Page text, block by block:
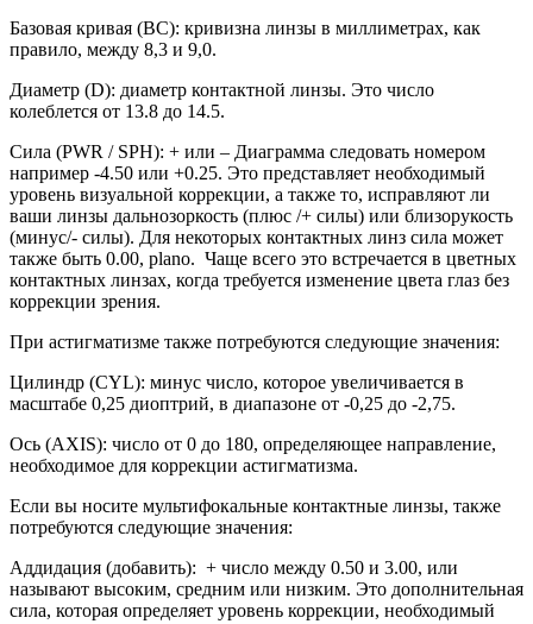
Базовая кривая (BC): кривизна линзы в миллиметрах, как
правило, между 8,3 и 9,0.
Диаметр (D): диаметр контактной линзы. Это число
колеблется от 13.8 до 14.5.
Сила (PWR / SPH): + или – Диаграмма следовать номером
например -4.50 или +0.25. Это представляет необходимый
уровень визуальной коррекции, а также то, исправляют ли
ваши линзы дальнозоркость (плюс /+ силы) или близорукость
(минус/- силы). Для некоторых контактных линз сила может
также быть 0.00, plano. Чаще всего это встречается в цветных
контактных линзах, когда требуется изменение цвета глаз без
коррекции зрения.
При астигматизме также потребуются следующие значения:
Цилиндр (CYL): минус число, которое увеличивается в
масштабе 0,25 диоптрий, в диапазоне от -0,25 до -2,75.
Ось (AXIS): число от 0 до 180, определяющее направление,
необходимое для коррекции астигматизма.
Если вы носите мультифокальные контактные линзы, также
потребуются следующие значения:
Аддидация (добавить): + число между 0.50 и 3.00, или
называют высоким, средним или низким. Это дополнительная
сила, которая определяет уровень коррекции, необходимый